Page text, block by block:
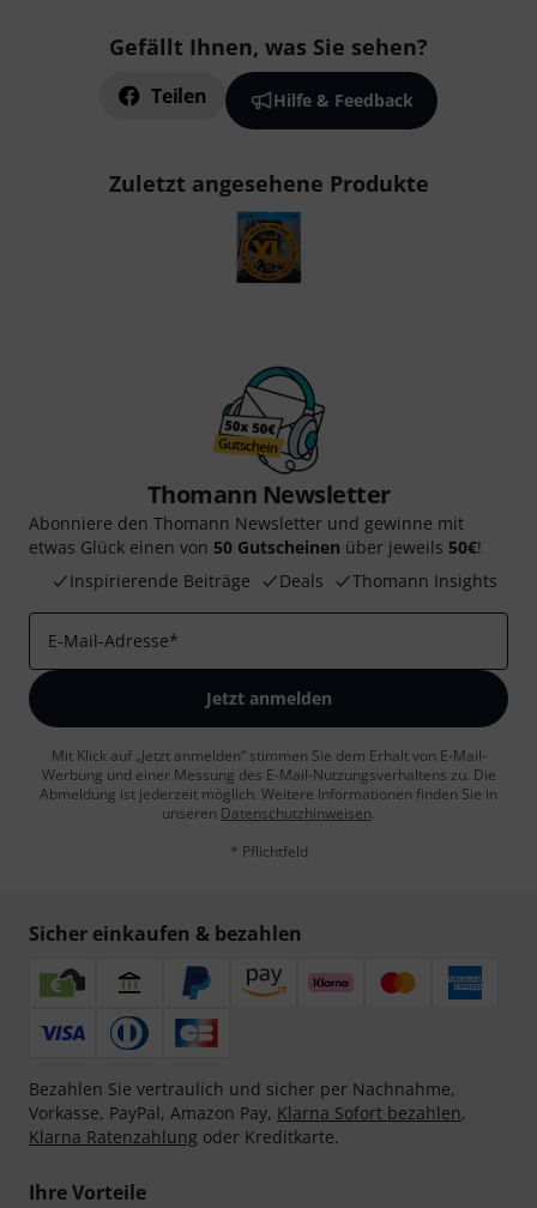
Gefällt Ihnen, was Sie sehen?
Teilen Hilfe & Feedback
Zuletzt angesehene Produkte
Thomann Newsletter
Abonniere den Thomann Newsletter und gewinne mit
etwas Glück einen von 50 Gutscheinen über jeweils 50€!
Inspirierende Beiträge
Deals Thomann Insights
E-Mail-Adresse*
Jetzt anmelden
Mit Klick auf „Jetzt anmelden“ stimmen Sie dem Erhalt von E-Mail-
Werbung und einer Messung des E-Mail-Nutzungsverhaltens zu. Die
Abmeldung ist jederzeit möglich. Weitere Informationen finden Sie in
unseren Datenschutzhinweisen.
* Pflichtfeld
Sicher einkaufen & bezahlen
Bezahlen Sie vertraulich und sicher per Nachnahme,
Vorkasse, PayPal, Amazon Pay, Klarna Sofort bezahlen,
Klarna Ratenzahlung oder Kreditkarte.
Ihre Vorteile